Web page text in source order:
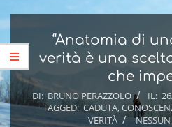
“Anatomia di
verità è una
che
DI: BRUNO PERAZZOLO IL:
TAGGED: CADUTA,
VERITÀ